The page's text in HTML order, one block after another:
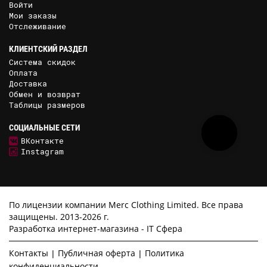
Войти
Мои заказы
Отслеживание
КЛИЕНТСКИЙ РАЗДЕЛ
Система скидок
Оплата
Доставка
Обмен и возврат
Таблицы размеров
СОЦИАЛЬНЫЕ СЕТИ
ВКонтакте
Instagram
По лицензии компании Merc Clothing Limited. Все права
защищены. 2013-2026 г.
Разработка интернет-магазина - IT Сфера
Контакты Публичная оферта
Политика